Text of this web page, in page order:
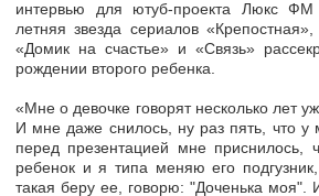
интервью для ютуб-проекта Люкс
летняя звезда сериалов
«Домик на счастье» и «Связь»
рождении второго ребенка.
«Мне о девочке говорят несколько лет
И мне даже снилось, ну раз пять, что
перед презентацией мне
ребенок и я типа меняю его
такая беру ее, говорю: "Доченька моя".